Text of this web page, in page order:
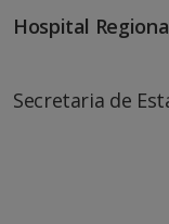
Hospital
Secretaria de